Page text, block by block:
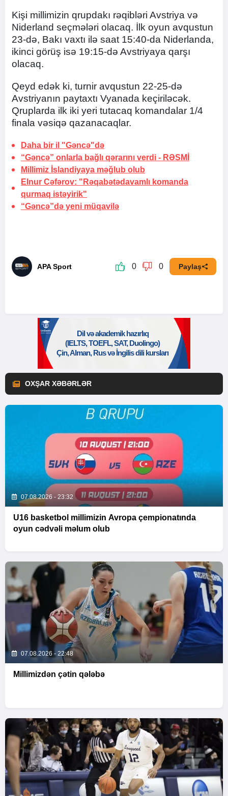
Kişi millimizin qrupdakı rəqibləri Avstriya və
Niderland seçmələri olacaq. İlk oyun avqustun
23-də, Bakı vaxtı ilə saat 15:40-da Niderlanda,
ikinci görüş isə 19:15-də Avstriyaya qarşı
olacaq.
Qeyd edək ki, turnir avqustun 22-25-də
Avstriyanın paytaxtı Vyanada keçiriləcək.
Qruplarda ilk iki yeri tutacaq komandalar 1/4
finala vəsiqə qazanacaqlar.
Daha bir il "Gəncə"də
“Gəncə” onlarla bağlı qərarını verdi - RƏSMİ
Millimiz İslandiyaya məğlub olub
Elnur Cəfərov: "Rəqabətədavamlı komanda
qurmaq istəyirik"
“Gəncə”də yeni müqavilə
APA Sport 0 0 Paylaş
OXŞAR XƏBƏRLƏR
07.08.2026 - 23:32
U16 basketbol millimizin Avropa çempionatında
oyun cədvəli məlum olub
07.08.2026 - 22:48
Millimizdən çətin qələbə